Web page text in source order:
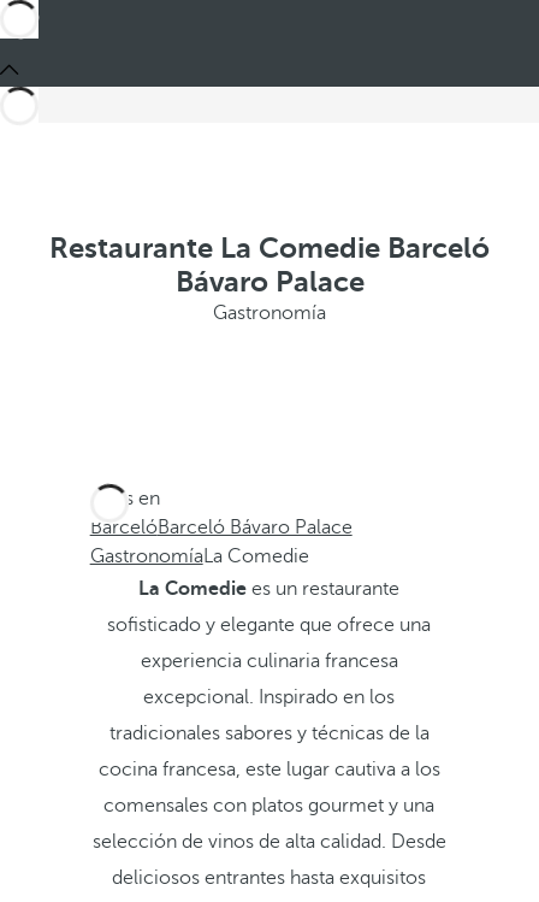
Restaurante La Comedie Barceló
Bávaro Palace
Gastronomía
Estás en
BarcelóBarceló Bávaro Palace
GastronomíaLa Comedie
La Comedie es un restaurante
sofisticado y elegante que ofrece una
experiencia culinaria francesa
excepcional. Inspirado en los
tradicionales sabores y técnicas de la
cocina francesa, este lugar cautiva a los
comensales con platos gourmet y una
selección de vinos de alta calidad. Desde
deliciosos entrantes hasta exquisitos